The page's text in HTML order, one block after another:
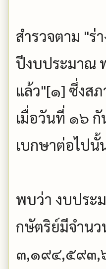
สำรวจตาม "
ปีงบประมาณ
แล้ว"[๑] ซึ่งส
เมื่อวันที่ ๑๖
เบกษาต่อไปนั้
พบว่า งบประ
กษัตริย์มีจำน
๓,๑๙๔,๕๙๓,